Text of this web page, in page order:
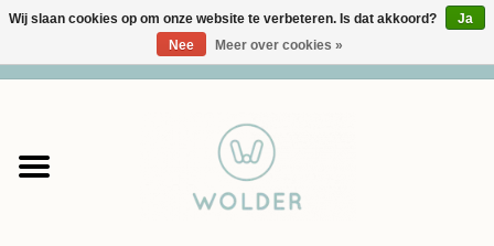
Garens
Wij slaan cookies op om onze website te verbeteren. Is dat akkoord?
Ja
Nee
Meer over cookies »